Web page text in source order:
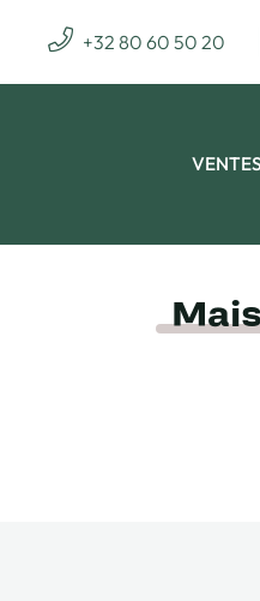
+32 80 60 50 20
VENTES